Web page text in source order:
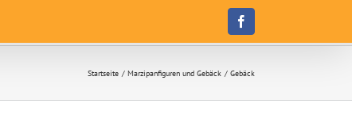
Facebook
Startseite Marzipanfiguren und Gebäck Gebäck